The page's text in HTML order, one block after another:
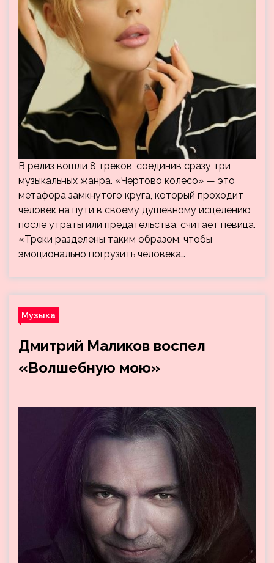
В релиз вошли 8 треков, соединив сразу три
музыкальных жанра. «Чертово колесо» — это
метафора замкнутого круга, который проходит
человек на пути в своему душевному исцелению
после утраты или предательства, считает певица.
«Треки разделены таким образом, чтобы
эмоционально погрузить человека…
Музыка
Дмитрий Маликов воспел
«Волшебную мою»